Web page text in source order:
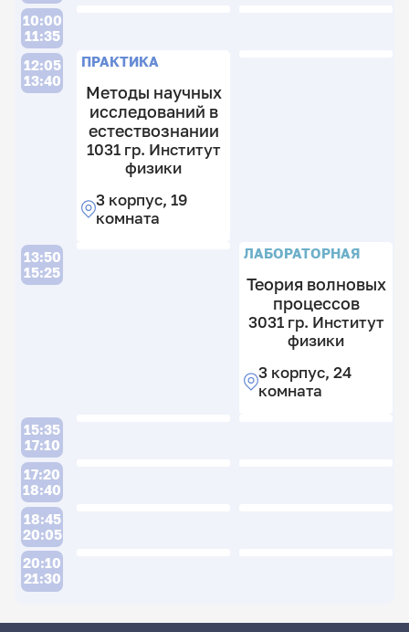
10:00
11:35
12:05
13:40
ПРАКТИКА
Методы научных
исследований в
естествознании
1031 гр. Институт
физики
3 корпус, 19
комната
13:50
15:25
ЛАБОРАТОРНАЯ
Теория волновых
процессов
3031 гр. Институт
физики
3 корпус, 24
комната
15:35
17:10
17:20
18:40
18:45
20:05
20:10
21:30